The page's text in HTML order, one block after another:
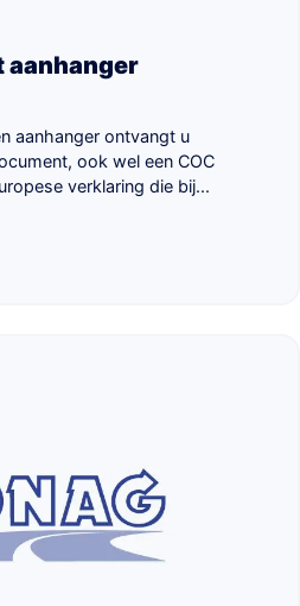
aanhanger
aanhanger ontvangt u
ook wel een COC
verklaring die bij...